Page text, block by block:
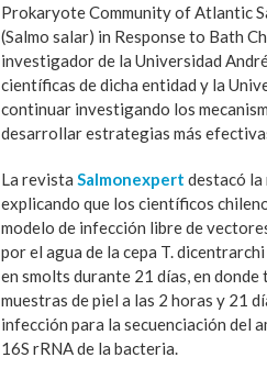
Prokaryote Community of Atlantic
(Salmo salar) in Response to Bath
investigador de la Universidad
científicas de dicha entidad y la
continuar investigando los
desarrollar estrategias más
La revista Salmonexpert destacó la
explicando que los científicos
modelo de infección libre de
por el agua de la cepa T. dicentrarchi
en smolts durante 21 días, en donde
muestras de piel a las 2 horas y 21
infección para la secuenciación del
16S rRNA de la bacteria.